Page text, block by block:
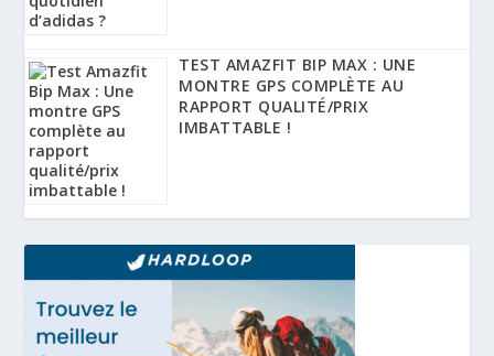
TEST AMAZFIT BIP MAX : UNE
MONTRE GPS COMPLÈTE AU
RAPPORT QUALITÉ/PRIX
IMBATTABLE !